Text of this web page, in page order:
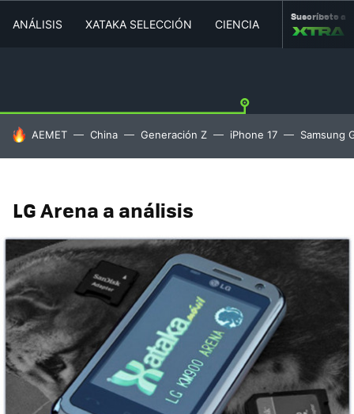
ANÁLISIS XATAKA SELECCIÓN CIENCIA MOVILIDAD
Suscríbete a
HOY SE HABLA DE
AEMET China Generación Z iPhone 17 Samsung
LG Arena a análisis